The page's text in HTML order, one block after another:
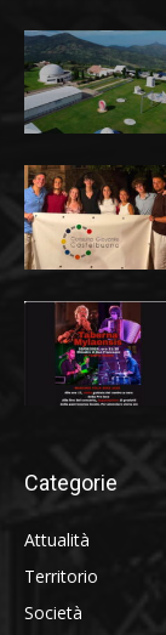
Categorie
Attualità
Territorio
Società